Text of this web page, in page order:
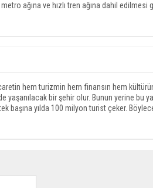
ağına ve hızlı tren ağına dahil
hem turizmin hem finansın hem
yaşanılacak bir şehir olur. Bunun yerine bu
başına yılda 100 milyon turist çeker.